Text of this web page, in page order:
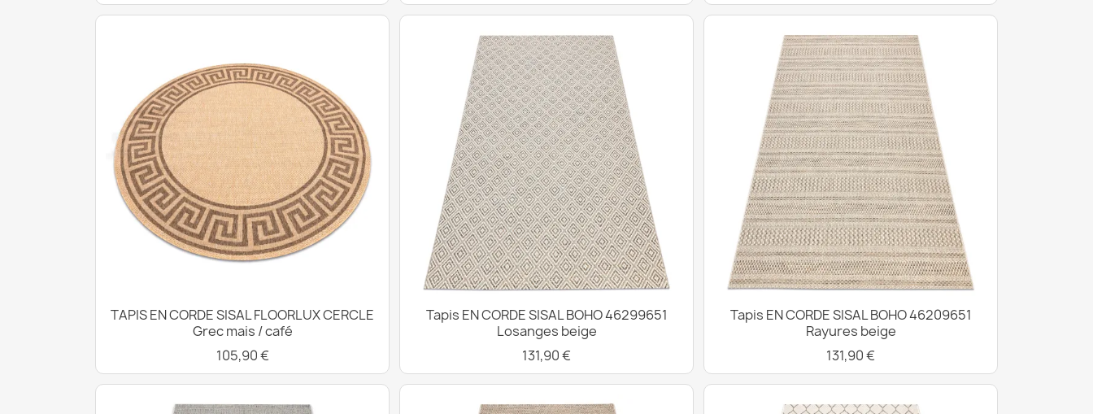
TAPIS EN CORDE SISAL FLOORLUX CERCLE
Grec mais / café
105,90 €
Tapis EN CORDE SISAL BOHO 46299651
Losanges beige
131,90 €
Tapis EN CORDE SISAL BOHO 46209651
Rayures beige
131,90 €